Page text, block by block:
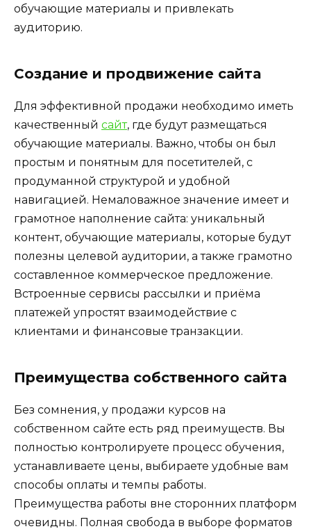
обучающие материалы и привлекать
аудиторию.
Создание и продвижение сайта
Для эффективной продажи необходимо иметь
качественный сайт, где будут размещаться
обучающие материалы. Важно, чтобы он был
простым и понятным для посетителей, с
продуманной структурой и удобной
навигацией. Немаловажное значение имеет и
грамотное наполнение сайта: уникальный
контент, обучающие материалы, которые будут
полезны целевой аудитории, а также грамотно
составленное коммерческое предложение.
Встроенные сервисы рассылки и приёма
платежей упростят взаимодействие с
клиентами и финансовые транзакции.
Преимущества собственного сайта
Без сомнения, у продажи курсов на
собственном сайте есть ряд преимуществ. Вы
полностью контролируете процесс обучения,
устанавливаете цены, выбираете удобные вам
способы оплаты и темпы работы.
Преимущества работы вне сторонних платформ
очевидны. Полная свобода в выборе форматов